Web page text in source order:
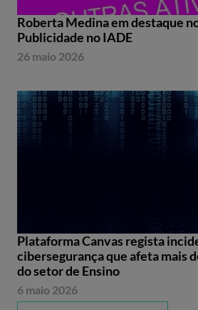
Roberta Medina em destaque
Publicidade no IADE
26 maio 2026
Plataforma Canvas regista
cibersegurança que afeta mais
do setor de Ensino
6 maio 2026